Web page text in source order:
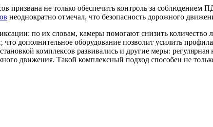
призвана не только обеспечить контроль за
неоднократно отмечал, что безопасность дорожного
по их словам, камеры помогают снизить количество
дополнительное оборудование позволит усилить
комплексов развивались и другие меры:
движения. Такой комплексный подход способен не